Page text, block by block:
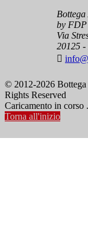
by FDP
Via
20125

© 2012-2026
Rights Reserved
Caricamento in corso
Torna all'inizio